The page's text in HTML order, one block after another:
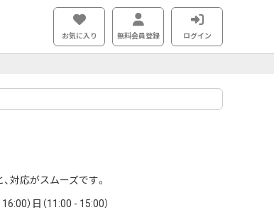
お気に入り 無料会員登録 ログイン
対応がスムーズです。
16:00）日（11:00 - 15:00）